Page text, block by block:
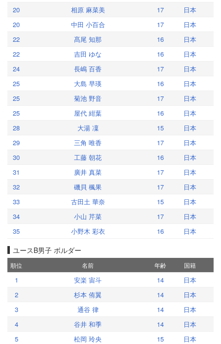
20
相原 麻菜美 17
日本
20
中田 小百合 17
日本
22
髙尾 知那 16
日本
22
吉田 ゆな 16
日本
24
長嶋 百香 17
日本
25
大島 早瑛 16
日本
25
菊池 野音 17
日本
25
屋代 紺葉 16
日本
28
大湯 凜 15
日本
29
三角 唯香 17
日本
30
工藤 朝花 16
日本
31
廣井 真菜 17
日本
32
磯貝 楓果 17
日本
33
古田土 華奈 15
日本
34
小山 芹菜 17
日本
35
小野木 彩衣 16 日本
ユースB男子 ボルダー
順位 名前 年齢 国籍
1 安楽 宙斗 14
日本
2
杉本 侑翼 14
日本
3
通谷 律 14
日本
4
谷井 和季 14
日本
5
松岡 玲央 15
日本